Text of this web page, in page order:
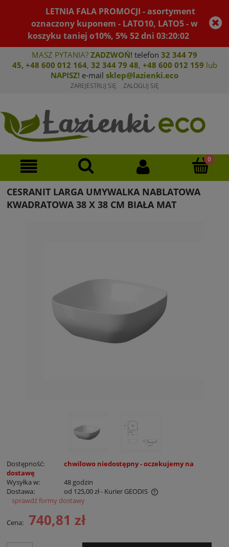
LETNIA FALA PROMOCJI - asortyment
oznaczony kuponem - LATO10, LATO5 - w
koszyku taniej o10%, 5% 52dni03:20:02
MASZ PYTANIA? ZADZWOŃ! telefon 32 344 79
45, +48 600 012 164, 32 344 79 48, +48 600 012 159 lub
NAPISZ! e-mail sklep@lazienki.eco
ZAREJESTRUJ SIĘ ZALOGUJ SIĘ
CESRANIT LARGA UMYWALKA NABLATOWA
KWADRATOWA 38 X 38 CM BIAŁA MAT
Dostępność:
chwilowo niedostępny - oczekujemy na
dostawę
Wysyłka w:
48 godzin
Dostawa:
od 125,00 zł- Kurier GEODIS
Cena nie zawiera ewentualnych kosztów płatności
sprawdź formy dostawy
Cena: 740,81 zł